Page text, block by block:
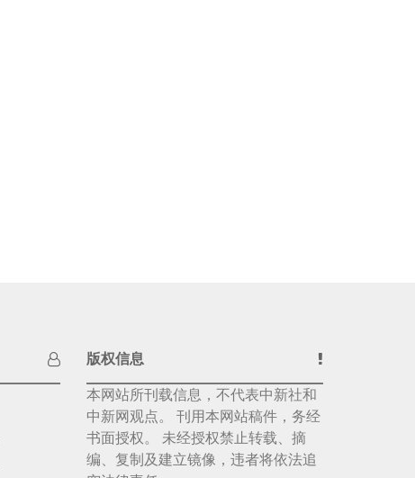
版权信息
本网站所刊载信息，不代表中新社和
中新网观点。 刊用本网站稿件，务经
书面授权。 未经授权禁止转载、摘
编、复制及建立镜像，违者将依法追